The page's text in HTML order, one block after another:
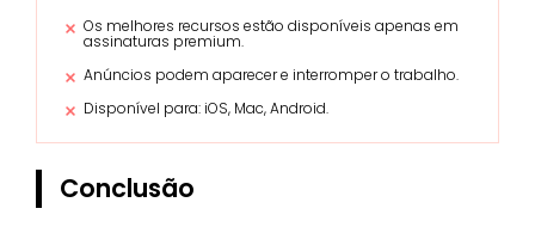
Os melhores recursos estão disponíveis apenas em
assinaturas premium.
Anúncios podem aparecer e interromper o trabalho.
Disponível para: iOS, Mac, Android.
Conclusão